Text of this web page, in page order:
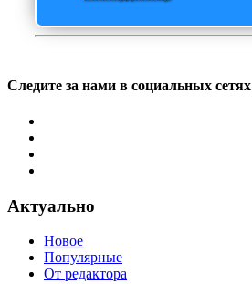
Следите за нами в социальных сетях
Актуально
Новое
Популярные
От редактора